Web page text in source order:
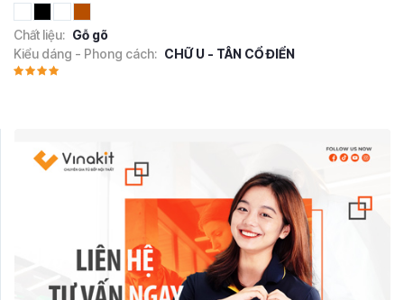
Chất liệu: Gỗ gõ
Kiểu dáng - Phong cách: CHỮ U - TÂN CỔ ĐIỂN